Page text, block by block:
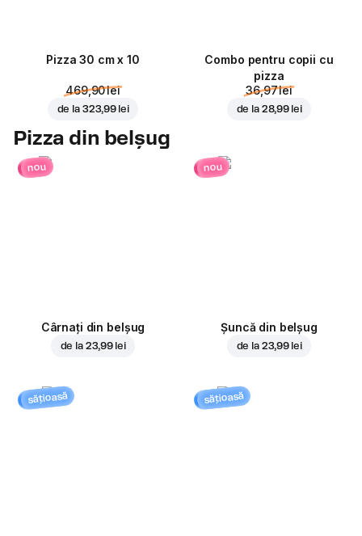
Pizza 30 cm x 10
469,90 lei
de la 323,99 lei
Combo pentru copii cu
pizza
36,97 lei
de la 28,99 lei
Pizza din belșug
nou
Cârnați din belșug
de la 23,99 lei
nou
Șuncă din belșug
de la 23,99 lei
sățioasă sățioasă